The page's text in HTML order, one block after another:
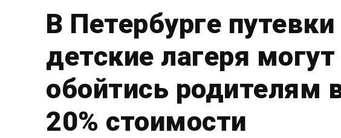
В Петербурге путевки
детские лагеря могут
обойтись родителям
20% стоимости